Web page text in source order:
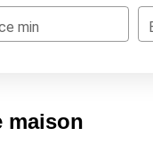
min
maison